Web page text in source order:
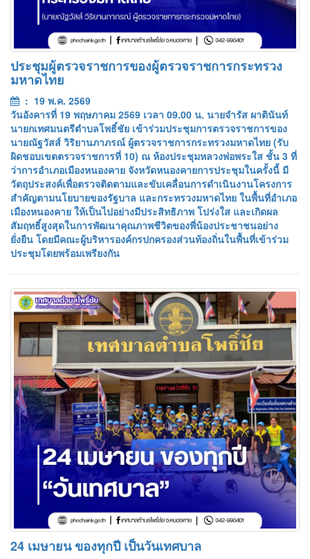
ประชุมผู้ตรวจราชการของผู้ตรวจราชการกระทรวง
มหาดไทย
: 19 พ.ค. 2569
วันอังคารที่ 19 พฤษภาคม 2569 เวลา 09.00 น. นายจำรัส ผาตินันท์
นายกเทศมนตรีตำบลโพธิ์ชัย เข้าร่วมประชุมการตรวจราชการของ
นายณัฐวัสส์ วิริยานภาภรณ์ ผู้ตรวจราชการกระทรวงมหาดไทย (รับ
ผิดชอบเขตตรวจราชการที่ 10) ณ ห้องประชุมหลวงพ่อพระใส ชั้น 3 ที่
ว่าการอำเภอเมืองหนองคาย จังหวัดหนองคายการประชุมในครั้งนี้ มี
วัตถุประสงค์เพื่อตรวจติดตามและขับเคลื่อนการดำเนินงานโครงการ
สำคัญตามนโยบายของรัฐบาล และกระทรวงมหาดไทย ในพื้นที่อำเภอ
เมืองหนองคาย ให้เป็นไปอย่างมีประสิทธิภาพ โปร่งใส และเกิดผล
สัมฤทธิ์สูงสุดในการพัฒนาคุณภาพชีวิตของพี่น้องประชาชนอย่าง
ยั่งยืน โดยมีคณะผู้บริหารองค์กรปกครองส่วนท้องถิ่นในพื้นที่เข้าร่วม
ประชุมโดยพร้อมเพรียงกัน
24 เมษายน ของทุกปี เป็นวันเทศบาล